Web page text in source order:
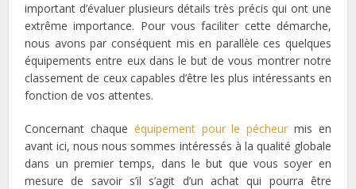
important d’évaluer plusieurs détails très précis qui ont une
extrême importance. Pour vous faciliter cette démarche,
nous avons par conséquent mis en parallèle ces quelques
équipements entre eux dans le but de vous montrer notre
classement de ceux capables d’être les plus intéressants en
fonction de vos attentes.
Concernant chaque équipement pour le pécheur mis en
avant ici, nous nous sommes intéressés à la qualité globale
dans un premier temps, dans le but que vous soyer en
mesure de savoir s’il s’agit d’un achat qui pourra être